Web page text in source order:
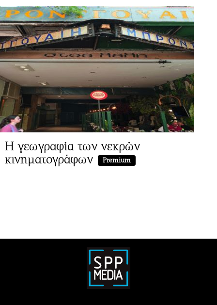
Η γεωγραφία των νεκρών
κινηματογράφων
Premium